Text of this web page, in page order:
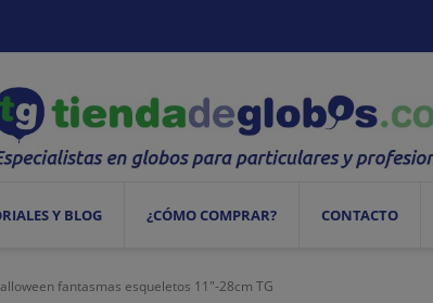
Y BLOG ¿CÓMO COMPRAR? CONTACTO
fantasmas esqueletos 11"-28cm TG